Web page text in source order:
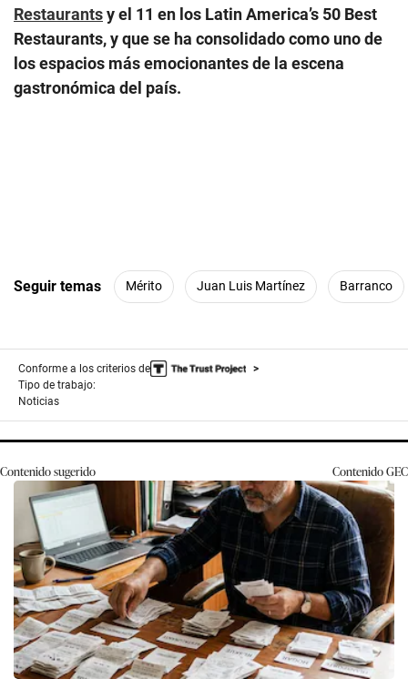
Restaurantsy el 11 en los Latin America’s 50 Best
Restaurants, y que se ha consolidado como uno de
los espacios más emocionantes de la escena
gastronómica del país.
Seguir temas Mérito Juan Luis Martínez Barranco
Conforme a los criterios de
Tipo de trabajo:
Noticias
Contenido sugerido ContenidoGEC